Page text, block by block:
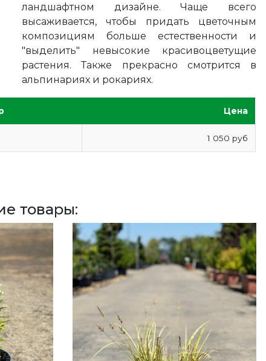
ландшафтном дизайне. Чаще всего
высаживается, чтобы придать цветочным
композициям больше естественности и
"выделить" невысокие красивоцветущие
растения. Также прекрасно смотрится в
альпинариях и рокариях.
Цена
1 050 руб
товары: